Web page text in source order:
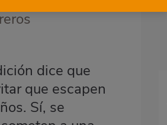
dice que
que escapen
Sí, se